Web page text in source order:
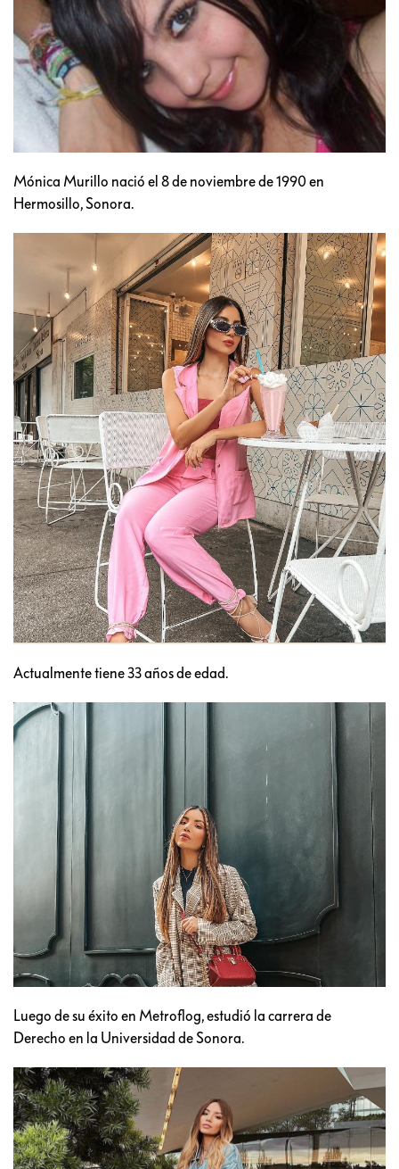
Mónica Murillo nació el 8 de noviembre de 1990 en
Hermosillo, Sonora.
Actualmente tiene 33 años de edad.
Luego de su éxito en Metroflog, estudió la carrera de
Derecho en la Universidad de Sonora.